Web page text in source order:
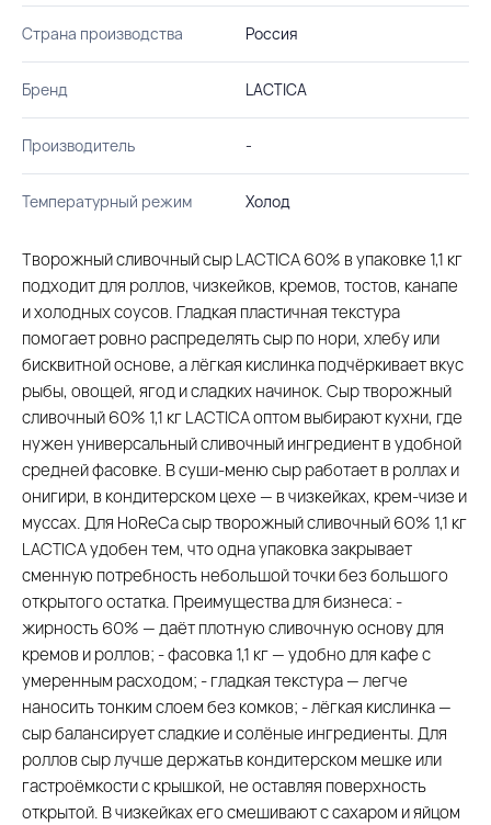
Страна производства Россия
Бренд LACTICA
Производитель -
Температурный режим Холод
Творожный сливочный сыр LACTICA 60% в упаковке 1,1 кг
подходит для роллов, чизкейков, кремов, тостов, канапе
и холодных соусов. Гладкая пластичная текстура
помогает ровно распределять сыр по нори, хлебу или
бисквитной основе, а лёгкая кислинка подчёркивает вкус
рыбы, овощей, ягод и сладких начинок. Сыр творожный
сливочный 60% 1,1 кг LACTICA оптом выбирают кухни, где
нужен универсальный сливочный ингредиент в удобной
средней фасовке. В суши-меню сыр работает в роллах и
онигири, в кондитерском цехе — в чизкейках, крем-чизе и
муссах. Для HoReCa сыр творожный сливочный 60% 1,1 кг
LACTICA удобен тем, что одна упаковка закрывает
сменную потребность небольшой точки без большого
открытого остатка. Преимущества для бизнеса: -
жирность 60% — даёт плотную сливочную основу для
кремов и роллов; - фасовка 1,1 кг — удобно для кафе с
умеренным расходом; - гладкая текстура — легче
наносить тонким слоем без комков; - лёгкая кислинка —
сыр балансирует сладкие и солёные ингредиенты. Для
роллов сыр лучше держатьв кондитерском мешке или
гастроёмкости с крышкой, не оставляя поверхность
открытой. В чизкейках его смешивают с сахаром и яйцом